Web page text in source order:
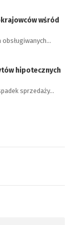
wśród
hipotecznych
sprzedaży…